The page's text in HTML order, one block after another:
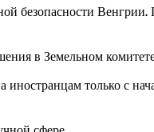
безопасности
в Земельном
только с